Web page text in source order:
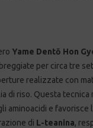
Yame Dentō Hon
per circa tre
realizzate con
di riso. Questa tecnica
aminoacidi e favorisce
di L-teanina,